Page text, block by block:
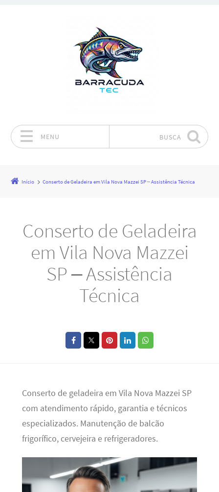
MENU BUSCA
Início Conserto de Geladeira em Vila Nova Mazzei SP – Assistência Técnica
Conserto de Geladeira
em Vila Nova Mazzei
SP – Assistência
Técnica
Conserto de geladeira em Vila Nova Mazzei SP
com atendimento rápido, garantia e técnicos
especializados. Manutenção de balcão
frigorífico, cervejeira e refrigeradores.